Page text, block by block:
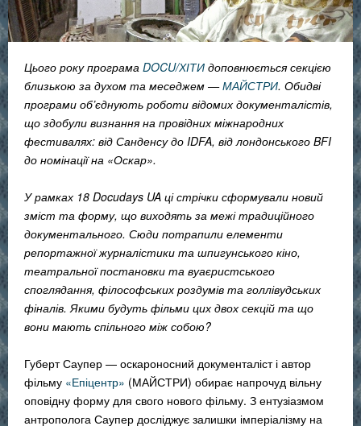
Цього року програма DOCU/ХІТИ доповнюється секцією
близькою за духом та меседжем — МАЙСТРИ. Обидві
програми об’єднують роботи відомих документалістів,
що здобули визнання на провідних міжнародних
фестивалях: від Санденсу до IDFA, від лондонського BFI
до номінації на «Оскар».
У рамках 18 Docudays UA ці стрічки сформували новий
зміст та форму, що виходять за межі традиційного
документального. Сюди потрапили елементи
репортажної журналістики та шпигунського кіно,
театральної постановки та вуаєристського
споглядання, філософських роздумів та голлівудських
фіналів. Якими будуть фільми цих двох секцій та що
вони мають спільного між собою?
Губерт Саупер — оскароносний документаліст і автор
фільму «Епіцентр» (МАЙСТРИ) обирає напрочуд вільну
оповідну форму для свого нового фільму. З ентузіазмом
антрополога Саупер досліджує залишки імперіалізму на